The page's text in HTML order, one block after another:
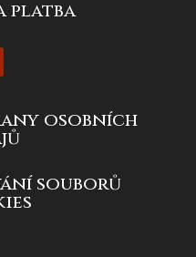
platba
osobních
souborů